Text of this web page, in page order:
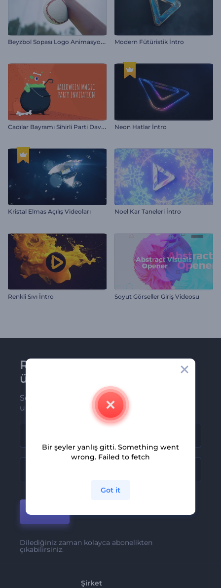
B
eyzbol Sopası Logo Animasyonu Modern Fütüristik İntro
C
adılar Bayramı Sihirli Parti Davetiyesi Neon Hatlar İntro
Kristal Elmas Açılış Videoları Noel Kar Taneleri İntro
Renkli Sıvı İntro Soyut Görseller Giriş Videosu
Renderforest bültenine
üye olun
Son haber ve tekliflerimiz ilk olarak size
ulaşsın
Dilediğiniz zaman kolayca abonelikten
çıkabilirsiniz.
Şirket
Bir şeyler yanlış gitti. Something went
wrong. Failed to fetch
Got it